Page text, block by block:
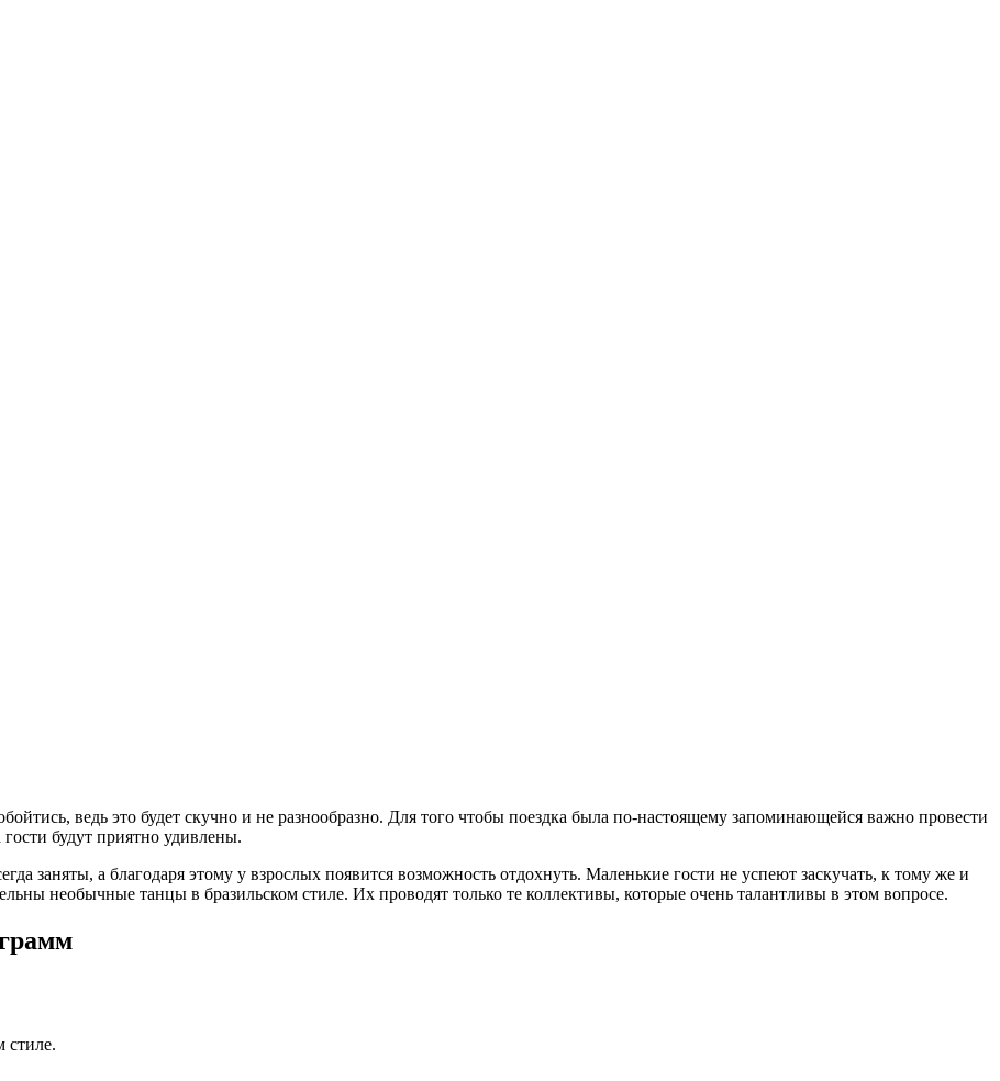
ведь это будет скучно и не разнообразно. Для того чтобы поездка была по-настоящему запоминающейся важно провести
будут приятно удивлены.
заняты, а благодаря этому у взрослых появится возможность отдохнуть. Маленькие гости не успеют заскучать, к тому же и
необычные танцы в бразильском стиле. Их проводят только те коллективы, которые очень талантливы в этом вопросе.
стиле.